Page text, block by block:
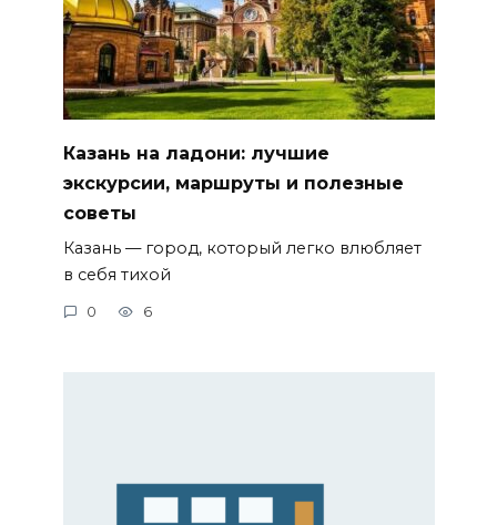
Казань на ладони: лучшие
экскурсии, маршруты и полезные
советы
Казань — город, который легко влюбляет
в себя тихой
0 6